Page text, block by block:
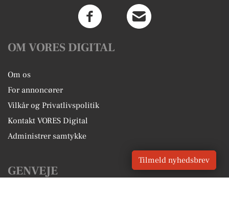
OM VORES DIGITAL
Om os
For annoncører
Vilkår og Privatlivspolitik
Kontakt VORES Digital
Administrer samtykke
GENVEJE
Tilmeld nyhedsbrev